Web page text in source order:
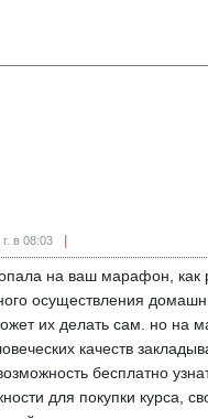
в 08:03
на ваш марафон,
осуществления
их делать сам. но на
качеств
бесплатно
для покупки курса,